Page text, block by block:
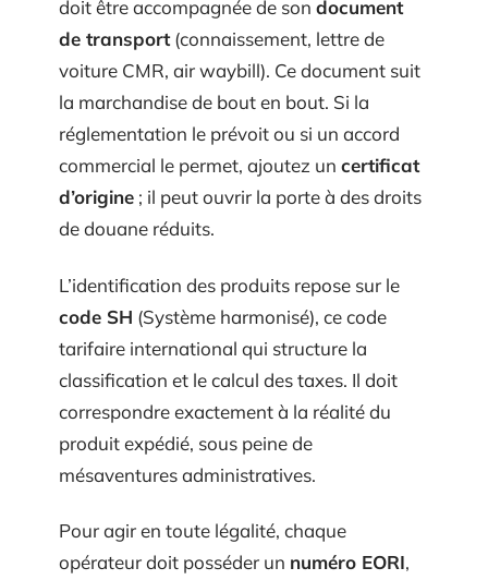
doit être accompagnée de son document
de transport(connaissement, lettre de
voiture CMR, air waybill). Ce document suit
la marchandise de bout en bout. Si la
réglementation le prévoit ou si un accord
commercial le permet, ajoutez un certificat
d’origine ; il peut ouvrir la porte à des droits
de douane réduits.
L’identification des produits repose sur le
code SH (Système harmonisé), ce code
tarifaire international qui structure la
classification et le calcul des taxes. Il doit
correspondre exactement à la réalité du
produit expédié, sous peine de
mésaventures administratives.
Pour agir en toute légalité, chaque
opérateur doit posséder un numéro EORI,